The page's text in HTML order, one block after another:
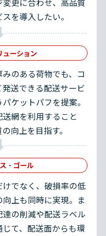
更に合わせ、高品質
を導入したい。
ューション
のある荷物でも、コ
発送できる配送サービ
ケットパフを提案。
送網を利用すること
向上を目指す。
・ゴール
けでなく、破損率の低
上も同時に実現。ま
の削減や配送ラベル
て、配送面からも環